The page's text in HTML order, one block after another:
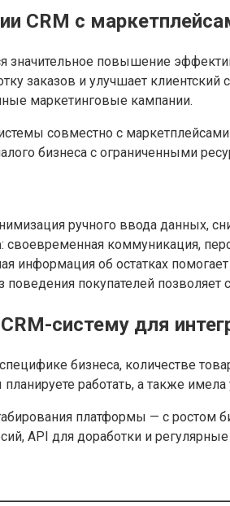
CRM с
значительное повышение
заказов и улучшает
маркетинговые кампании.
совместно с
бизнеса с ограниченными
ручного ввода данных,
: своевременная коммуникация,
информация об остатках
поведения покупателей
систему для
бизнеса, количестве
работать, а также
платформы — с ростом
API для доработки и